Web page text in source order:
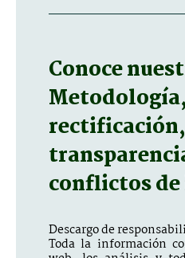
Conoce
conflictos
Descargo de
Toda la información